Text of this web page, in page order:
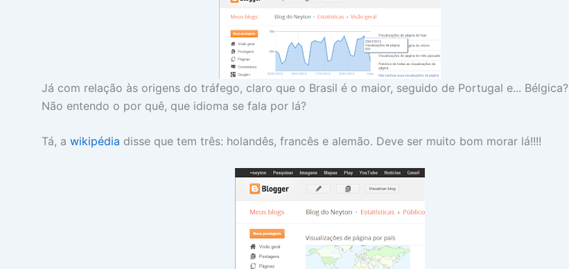
Já com relação às origens do tráfego, claro que o Brasil é o maior, seguido de Portugal e... Bélgica?
Não entendo o por quê, que idioma se fala por lá?
Tá, a wikipédia disse que tem três: holandês, francês e alemão. Deve ser muito bom morar lá!!!!